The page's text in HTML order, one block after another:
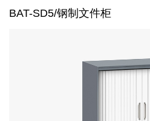
BAT-SD5/钢制文件柜